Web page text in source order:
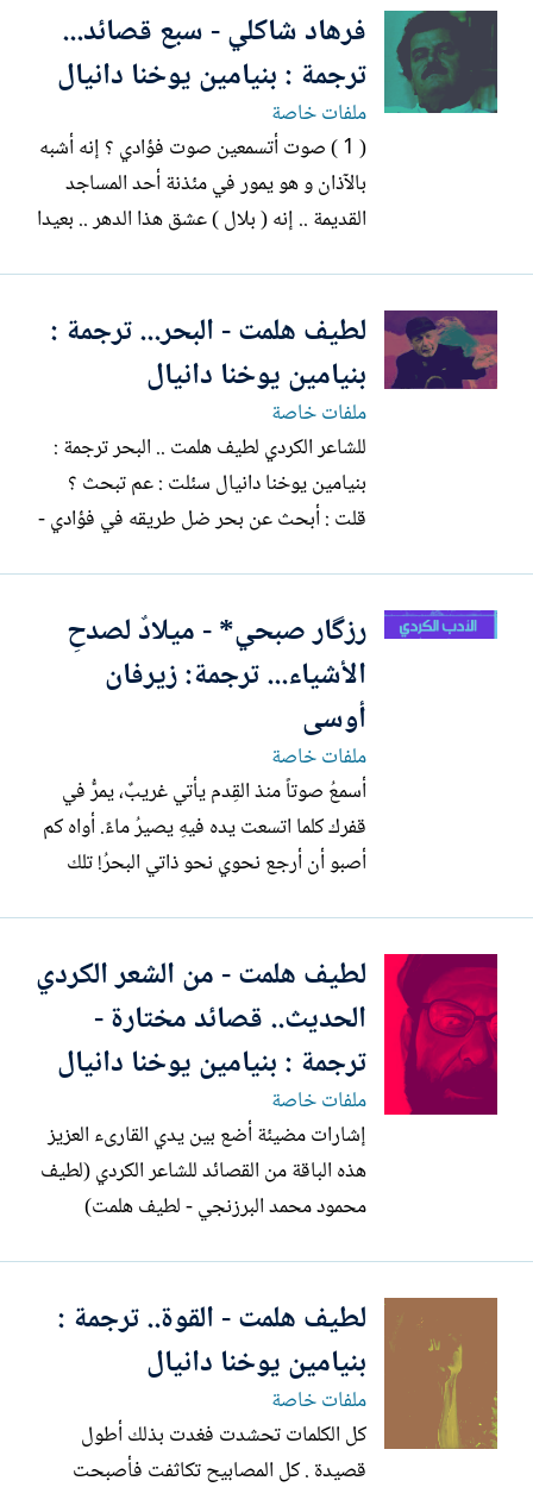
يستلهم أهلهم تقاعد الشهداء يمشون في
الشوارع بهامات مرفوعة. أما أنا فسأموت من
أجلك على عتبة بيتكم يمتزج دمى...
فرهاد شاكلي - سبع قصائد...
ترجمة : بنيامين يوخنا دانيال
ملفات خاصة
( 1 ) صوت أتسمعين صوت فؤادي ؟ إنه أشبه
بالآذان و هو يمور في مئذنة أحد المساجد
القديمة .. إنه ( بلال ) عشق هذا الدهر .. بعيدا
ترادفت عليها الاسقام . *** ( 2 ) أصابعك
الزجاجية ارسلي بنانك الزجاجية هذه فوق
قلبي ليشتعل هذا...
لطيف هلمت - البحر... ترجمة :
بنيامين يوخنا دانيال
ملفات خاصة
للشاعر الكردي لطيف هلمت .. البحر ترجمة :
بنيامين يوخنا دانيال سئلت : عم تبحث ؟
قلت : أبحث عن بحر ضل طريقه في فؤادي -
الكلام لصرخت بملء فمي : هذه مدينة نائمة
هذه مدينة ميتة .. ! --------------------------
-----...
رزگار صبحي* - ميلادٌ لصدحِ
الأشياء... ترجمة: زيرفان
أوسى
ملفات خاصة
أسمعُ صوتاً منذ القِدم يأتي غريبٌ، يمرُّ في
قفرك كلما اتسعت يده فيهِ يصيرُ ماءً. أواه كم
أصبو أن أرجع نحوي نحو ذاتي البحرُ! تلك
جميع الأسئلة. تلك الورقة الصفراء ستسقط
مثل الأوراق الأخرى! سأضعُ يوماً ما...
لطيف هلمت - من الشعر الكردي
الحديث.. قصائد مختارة -
ترجمة : بنيامين يوخنا دانيال
ملفات خاصة
إشارات مضيئة أضع بين يدي القارىء العزيز
هذه الباقة من القصائد للشاعر الكردي (لطيف
محمود محمد البرزنجي - لطيف هلمت)
أدعي بأن هذه القصائد هي خير ما كتبه هذا
الشاعر, إذ أن اختياري لها كان مرتبطا بذوقي
الخاص الذي كان له أكبر...
لطيف هلمت - القوة.. ترجمة :
بنيامين يوخنا دانيال
ملفات خاصة
كل الكلمات تحشدت فغدت بذلك أطول
قصيدة . كل المصابيح تكاثفت فأصبحت